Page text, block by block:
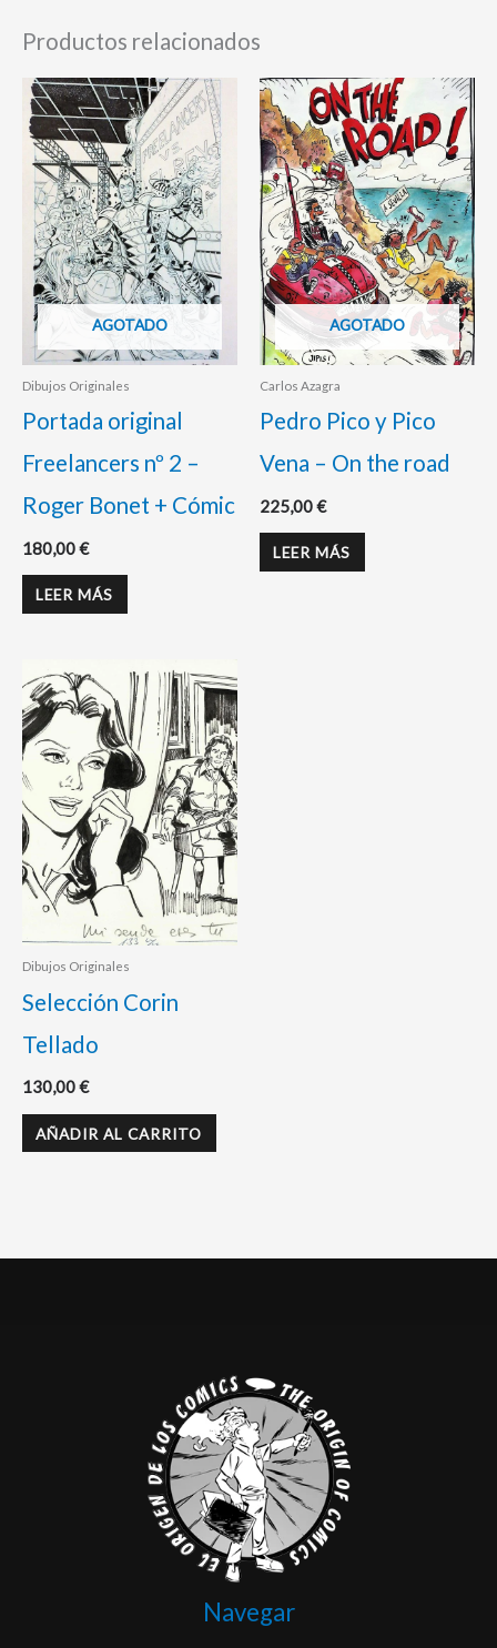
Productos relacionados
AGOTADO
Dibujos Originales
Portada original
Freelancers nº 2 –
Roger Bonet + Cómic
180,00€
LEER MÁS
AGOTADO
Carlos Azagra
Pedro Pico y Pico
Vena – On the road
225,00€
LEER MÁS
Dibujos Originales
Selección Corin
Tellado
130,00€
AÑADIR AL CARRITO
Navegar